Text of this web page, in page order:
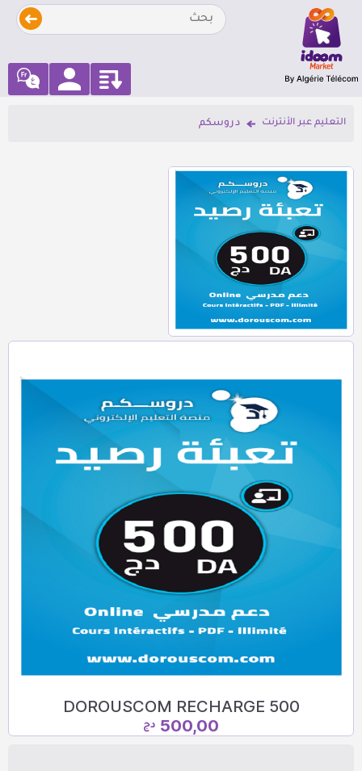
التعليم عبر الأنترنت دروسكم
DOROUSCOM RECHARGE 500
500,00 دج